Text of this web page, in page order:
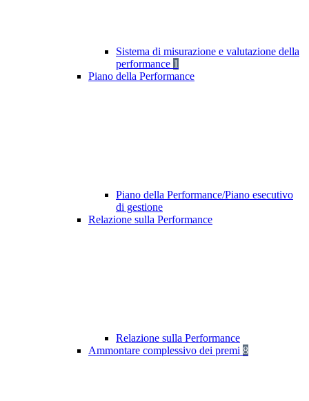
Sistema di misurazione e valutazione della
performance 1
Piano della Performance
Piano della Performance/Piano esecutivo
di gestione
Relazione sulla Performance
Relazione sulla Performance
Ammontare complessivo dei premi 8